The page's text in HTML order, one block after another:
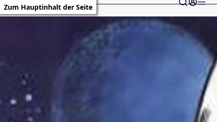
Zum Hauptinhalt der Seite